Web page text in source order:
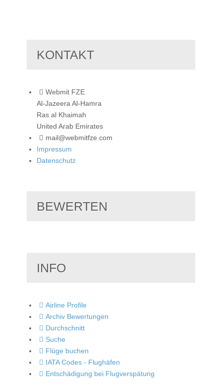
KONTAKT
Webmit FZE
Al-Jazeera Al-Hamra
Ras al Khaimah
United Arab Emirates
mail@webmitfze.com
Impressum
Datenschutz
BEWERTEN
INFO
Airline Profile
Archiv Bewertungen
Durchschnitt
Suche
Flüge buchen
IATA Codes - Flughäfen
Entschädigung bei Flugverspätung